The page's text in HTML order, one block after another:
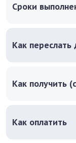
Сроки
Как
Как получить
Как оплатить